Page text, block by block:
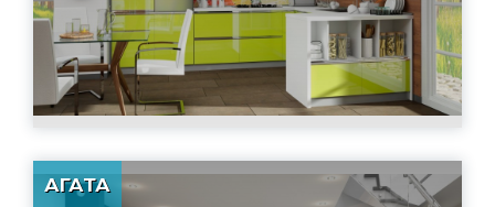
АГАТА